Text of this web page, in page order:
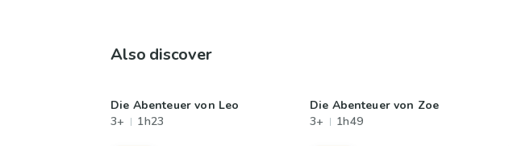
Also discover
Die Abenteuer von Leo
3+
1h23
Die Abenteuer von Zoe
3+
1h49